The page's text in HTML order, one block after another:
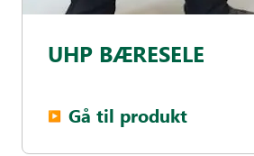
UHP BÆRESELE
▶︎ Gå til produkt